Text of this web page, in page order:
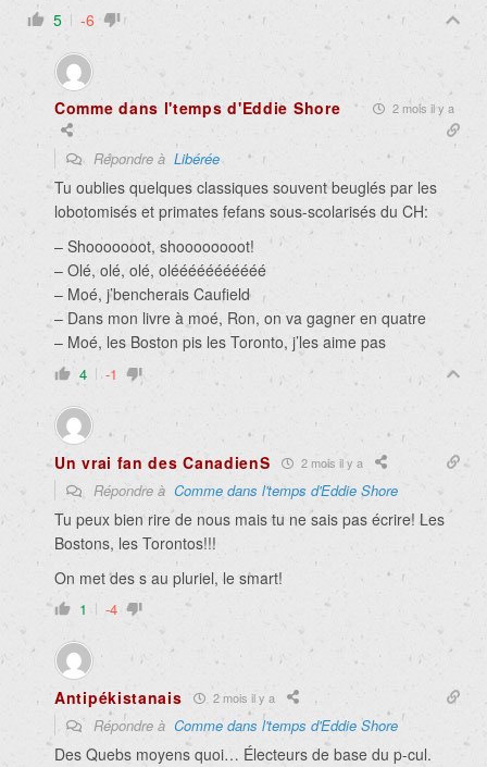
5 -6
Comme dans l'temps d'Eddie Shore 2 mois il y a
Répondre à Libérée
Tu oublies quelques classiques souvent beuglés par les
lobotomisés et primates fefans sous-scolarisés du CH:
– Shooooooot, shoooooooot!
– Olé, olé, olé, olééééééééééé
– Moé, j’bencherais Caufield
– Dans mon livre à moé, Ron, on va gagner en quatre
– Moé, les Boston pis les Toronto, j’les aime pas
4 -1
Un vrai fan des CanadienS 2 mois il y a
Répondre à Comme dans l'temps d'Eddie Shore
Tu peux bien rire de nous mais tu ne sais pas écrire! Les
Bostons, les Torontos!!!
On met des s au pluriel, le smart!
1 -4
Antipékistanais 2 mois il y a
Répondre à Comme dans l'temps d'Eddie Shore
Des Quebs moyens quoi… Électeurs de base du p-cul.